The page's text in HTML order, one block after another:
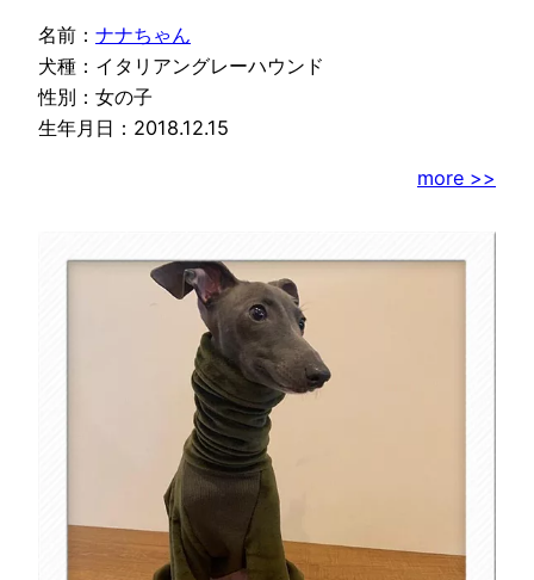
名前： ナナちゃん
犬種：イタリアングレーハウンド
性別：女の子
生年月日：2018.12.15
more >>